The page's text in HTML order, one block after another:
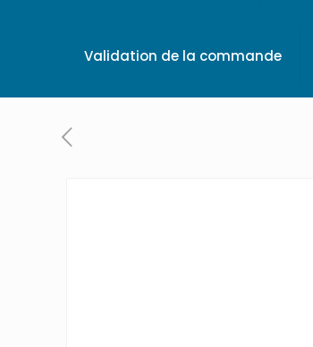
Validation de la commande